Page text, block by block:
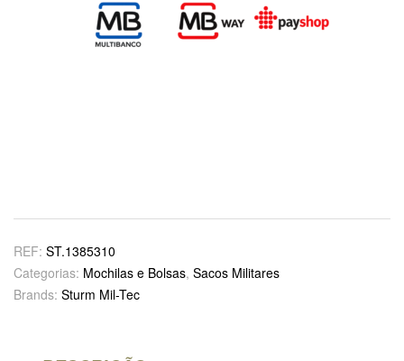
REF: ST.1385310
Categorias: Mochilas e Bolsas, Sacos Militares
Brands: Sturm Mil-Tec